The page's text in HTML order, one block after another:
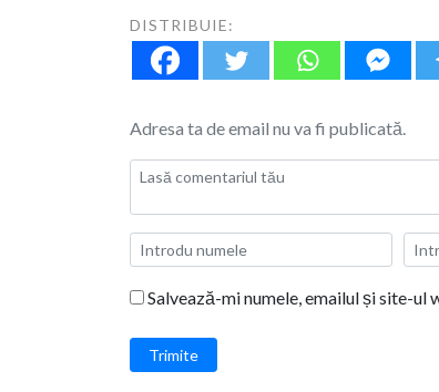
DISTRIBUIE:
Adresa ta de email nu va fi publicată.
Salvează-mi numele, emailul și site-ul
Trimite